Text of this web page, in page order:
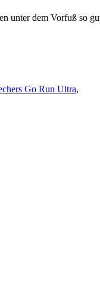
unter dem Vorfuß so
Go Run Ultra,